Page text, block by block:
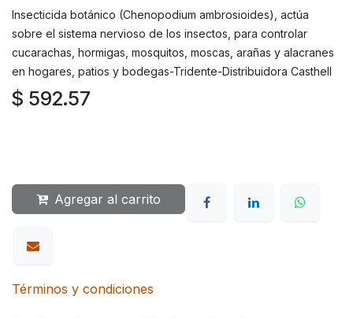
Insecticida botánico (Chenopodium ambrosioides), actúa
sobre el sistema nervioso de los insectos, para controlar
cucarachas, hormigas, mosquitos, moscas, arañas y alacranes
en hogares, patios y bodegas-Tridente-Distribuidora Casthell
$ 592.57
Agregar al carrito
Términos y condiciones